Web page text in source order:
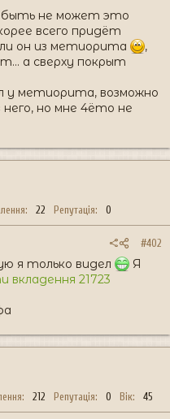
быть не может это
всего придёт
он из метиорита
,
а сверху покрыт
у метиорита, возможно
но мне 4ёто не
22 Репутація 0
#402
я только видел
Я
вкладення 21723
212 Репутація 0 Вік 45